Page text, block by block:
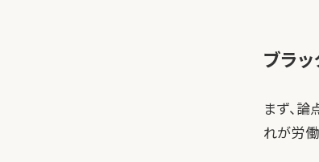
ブラ
まず、論
れが労